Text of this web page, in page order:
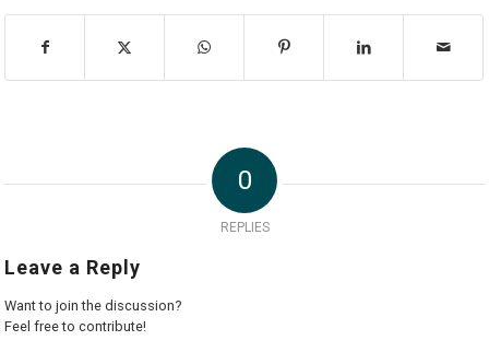
0
REPLIES
Leave a Reply
Want to join the discussion?
Feel free to contribute!